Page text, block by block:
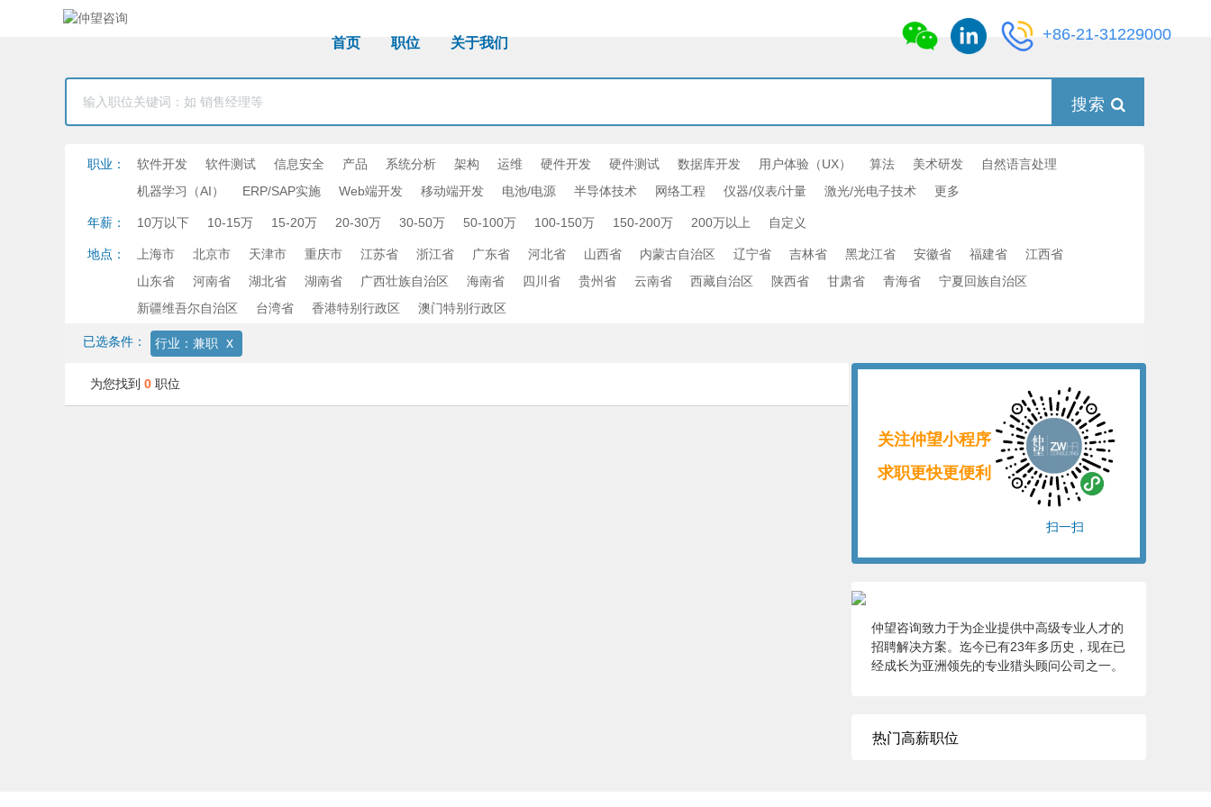
+86-21-31229000
首页 职位 关于我们
搜索
职业： 软件开发 软件测试 信息安全 产品 系统分析 架构 运维 硬件开发 硬件测试 数据库开发 用户体验（UX） 算法 美术研发
自然语言处理
机器学习（AI）
ERP/SAP实施 Web端开发 移动端开发 电池/电源 半导体技术 网络工程 仪器/仪表/计量 激光/光电子技术 更多
年薪： 10万以下 10-15万 15-20万 20-30万 30-50万 50-100万 100-150万 150-200万 200万以上 自定义
地点： 上海市 北京市 天津市 重庆市 江苏省 浙江省 广东省 河北省 山西省 内蒙古自治区 辽宁省 吉林省 黑龙江省 安徽省 福建省
江西省
山东省
河南省 湖北省 湖南省 广西壮族自治区 海南省 四川省 贵州省 云南省 西藏自治区 陕西省 甘肃省 青海省
宁夏回族自治区
新疆维吾尔自治区
台湾省 香港特别行政区 澳门特别行政区
已选条件： 行业：兼职 x
为您找到 0 职位
关注仲望小程序
求职更快更便利
扫一扫
仲望咨询致力于为企业提供中高级专业人才的
招聘解决方案。迄今已有23年多历史，现在已
经成长为亚洲领先的专业猎头顾问公司之一。
热门高薪职位